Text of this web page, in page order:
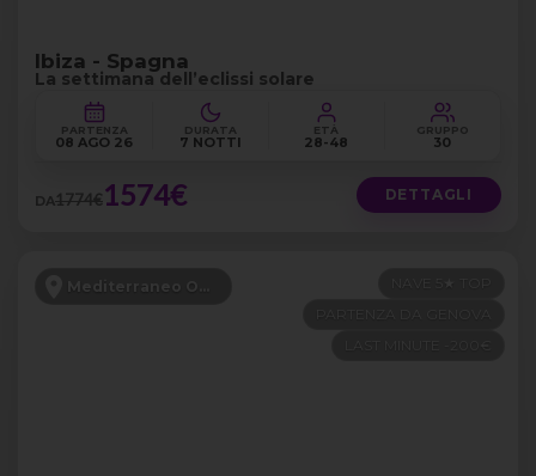
Ibiza - Spagna
La settimana dell’eclissi solare
PARTENZA
08 AGO 26
DURATA
7 NOTTI
ETÀ
28-48
GRUPPO
30
DA1774€1574€ DETTAGLI
Mediterraneo Occidentale
NAVE 5★ TOP